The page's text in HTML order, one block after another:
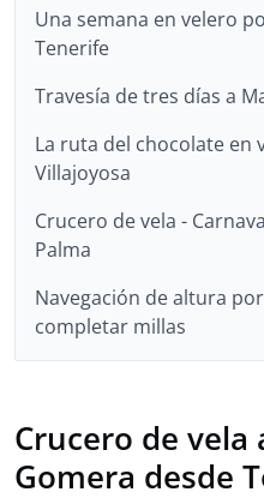
Una semana en velero
Tenerife
Travesía de tres días a
La ruta del chocolate en
Villajoyosa
Crucero de vela -
Palma
Navegación de altura
completar millas
Crucero de vela
Gomera desde